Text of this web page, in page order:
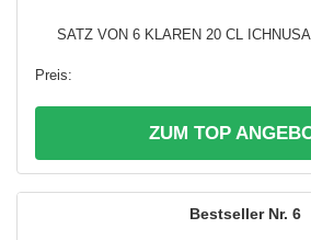
SATZ VON 6 KLAREN 20 CL
ZUM TOP
6